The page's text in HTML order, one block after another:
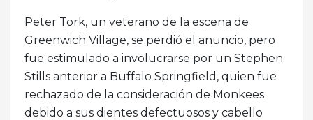
Peter Tork, un veterano de la escena de
Greenwich Village, se perdió el anuncio, pero
fue estimulado a involucrarse por un Stephen
Stills anterior a Buffalo Springfield, quien fue
rechazado de la consideración de Monkees
debido a sus dientes defectuosos y cabello